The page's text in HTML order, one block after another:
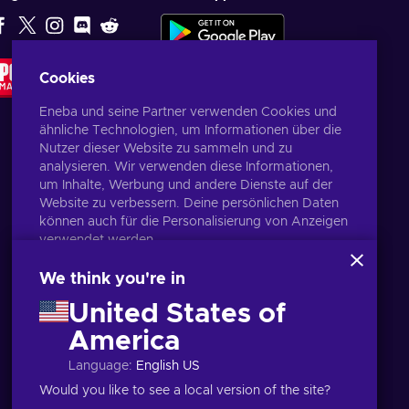
DER
Cookies
Eneba und seine Partner verwenden Cookies und
ähnliche Technologien, um Informationen über die
Nutzer dieser Website zu sammeln und zu
analysieren. Wir verwenden diese Informationen,
um Inhalte, Werbung und andere Dienste auf der
Website zu verbessern. Deine persönlichen Daten
können auch für die Personalisierung von Anzeigen
verwendet werden.
du der Verwendung dieser Technologien durch
Zustimmung anpassen, indem du auf „Anpassen“
klickst.
Für weitere Informationen darüber, wie Google
deine Daten verwendet, siehe
Sicherheit & Datenschutz.
We think you're in
United States of
America
Language: English US
Would you like to see a local version of the site?